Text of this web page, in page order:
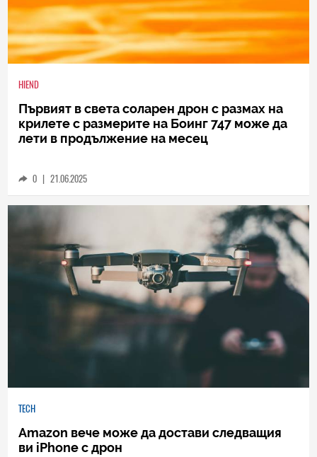
HIEND
Първият в света соларен дрон с размах на
крилете с размерите на Боинг 747 може да
лети в продължение на месец
0 | 21.06.2025
TECH
Amazon вече може да достави следващия
ви iPhone с дрон